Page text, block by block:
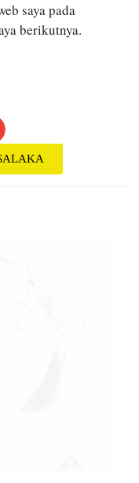
saya pada
berikutnya.